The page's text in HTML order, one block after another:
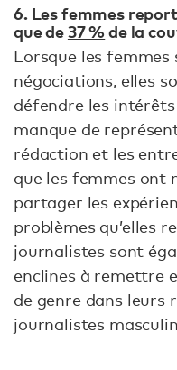
6. Les femmes
que de37 %de la
Lorsque les
négociations, elles
défendre les
manque de
rédaction et les
que les femmes ont
partager les
problèmes qu’elles
journalistes sont
enclines à remettre
de genre dans leurs
journalistes